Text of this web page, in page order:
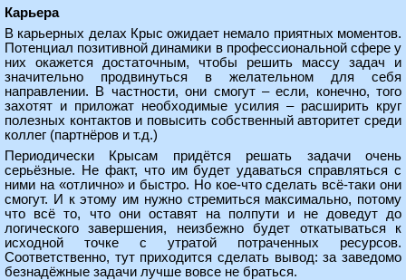
Карьера
В карьерных делах Крыс ожидает немало приятных моментов.
Потенциал позитивной динамики в профессиональной сфере у
них окажется достаточным, чтобы решить массу задач и
значительно продвинуться в желательном для себя
направлении. В частности, они смогут – если, конечно, того
захотят и приложат необходимые усилия – расширить круг
полезных контактов и повысить собственный авторитет среди
коллег (партнёров и т.д.)
Периодически Крысам придётся решать задачи очень
серьёзные. Не факт, что им будет удаваться справляться с
ними на «отлично» и быстро. Но кое-что сделать всё-таки они
смогут. И к этому им нужно стремиться максимально, потому
что всё то, что они оставят на полпути и не доведут до
логического завершения, неизбежно будет откатываться к
исходной точке с утратой потраченных ресурсов.
Соответственно, тут приходится сделать вывод: за заведомо
безнадёжные задачи лучше вовсе не браться.